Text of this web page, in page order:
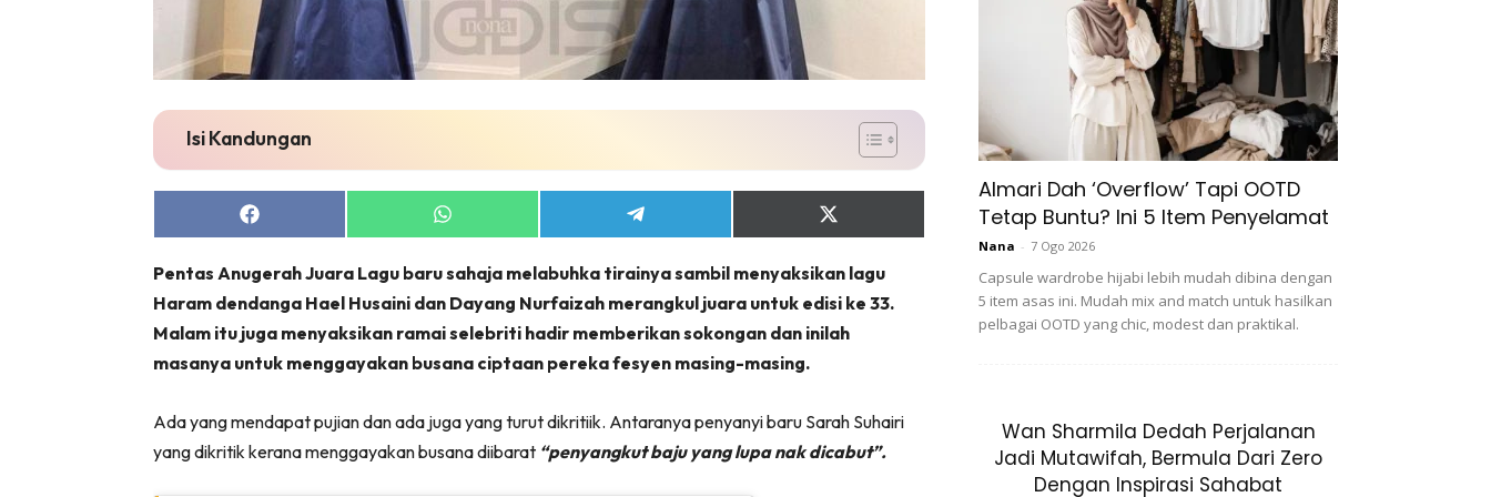
Isi Kandungan
Share
on
Share
on
Share
on
Share
on
(Twitter)
Pentas Anugerah Juara Lagu baru sahaja melabuhka tirainya sambil menyaksikan lagu
Haram dendanga Hael Husaini dan Dayang Nurfaizah merangkul juara untuk edisi ke 33.
Malam itu juga menyaksikan ramai selebriti hadir memberikan sokongan dan inilah
masanya untuk menggayakan busana ciptaan pereka fesyen masing-masing.
Ada yang mendapat pujian dan ada juga yang turut dikritiik. Antaranya penyanyi baru Sarah Suhairi
yang dikritik kerana menggayakan busana diibarat “penyangkut baju yang lupa nak dicabut”.
Almari Dah ‘Overflow’ Tapi OOTD
Tetap Buntu? Ini 5 Item Penyelamat
Nana - 7 Ogo 2026
Capsule wardrobe hijabi lebih mudah dibina dengan
5 item asas ini. Mudah mix and match untuk hasilkan
pelbagai OOTD yang chic, modest dan praktikal.
Wan Sharmila Dedah Perjalanan
Jadi Mutawifah, Bermula Dari Zero
Dengan Inspirasi Sahabat